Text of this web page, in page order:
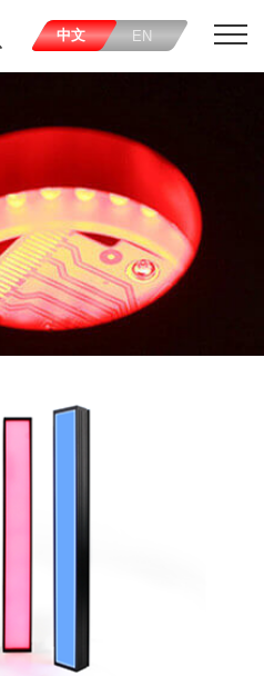
中文 EN